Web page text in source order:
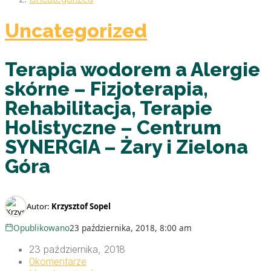
Uncategorized
Terapia wodorem a Alergie
skórne – Fizjoterapia,
Rehabilitacja, Terapie
Holistyczne – Centrum
SYNERGIA – Żary i Zielona
Góra
Autor: Krzysztof Sopel
Opublikowano23 października, 2018, 8:00 am
23 października, 2018
0komentarze